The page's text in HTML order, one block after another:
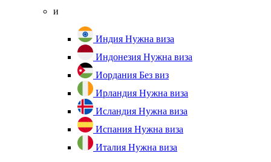
и
Индия Нужна виза
Индонезия Нужна виза
Иордания Без виз
Ирландия Нужна виза
Исландия Нужна виза
Испания Нужна виза
Италия Нужна виза